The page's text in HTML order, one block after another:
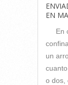
EN
En
un
o dos,